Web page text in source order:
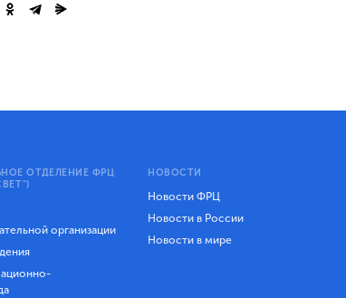
ОТДЕЛЕНИЕ ФРЦ
организации
НОВОСТИ
Новости ФРЦ
Новости в России
Новости в мире